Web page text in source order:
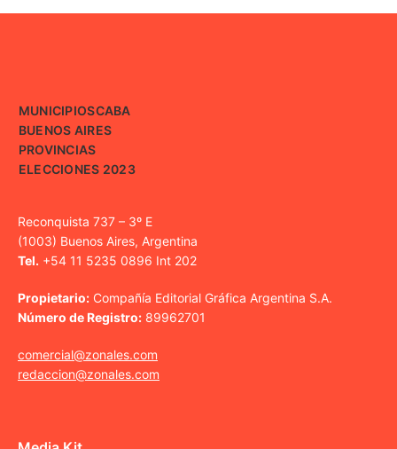
MUNICIPIOSCABA
BUENOS AIRES
PROVINCIAS
ELECCIONES 2023
Reconquista 737 – 3º E
(1003) Buenos Aires, Argentina
Tel. +54 11 5235 0896 Int 202
Propietario: Compañía Editorial Gráfica Argentina S.A.
Número de Registro: 89962701
comercial@zonales.com
redaccion@zonales.com